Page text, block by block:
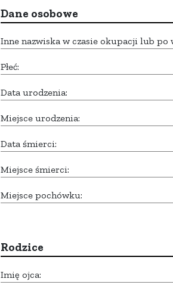
Dane osobowe
Inne nazwiska w czasie okupacji lub po
Płeć:
Data urodzenia:
Miejsce urodzenia:
Data śmierci:
Miejsce śmierci:
Miejsce pochówku:
Rodzice
Imię ojca: